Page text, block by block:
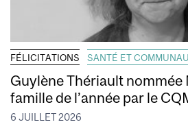
FÉLICITATIONS SANTÉ ET
Guylène Thériault nommée
famille de l’année par le
6 JUILLET 2026